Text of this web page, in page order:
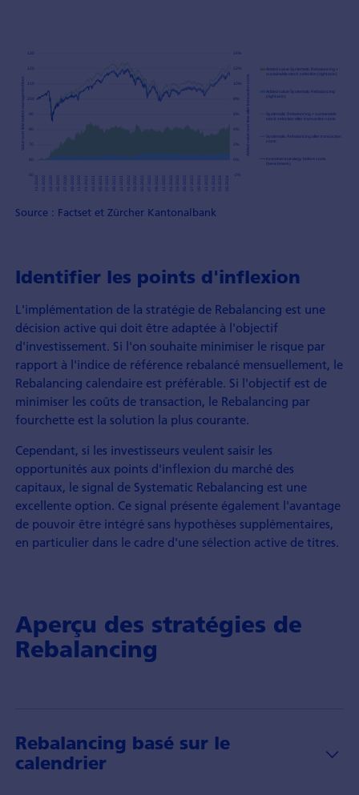
Source : Factset et Zürcher Kantonalbank
Identifier les points d'inflexion
L'implémentation de la stratégie de Rebalancing est une
décision active qui doit être adaptée à l'objectif
d'investissement. Si l'on souhaite minimiser le risque par
rapport à l'indice de référence rebalancé mensuellement, le
Rebalancing calendaire est préférable. Si l'objectif est de
minimiser les coûts de transaction, le Rebalancing par
fourchette est la solution la plus courante.
Cependant, si les investisseurs veulent saisir les
opportunités aux points d'inflexion du marché des
capitaux, le signal de Systematic Rebalancing est une
excellente option. Ce signal présente également l'avantage
de pouvoir être intégré sans hypothèses supplémentaires,
en particulier dans le cadre d'une sélection active de titres.
Aperçu des stratégies de
Rebalancing
Rebalancing basé sur le
calendrier